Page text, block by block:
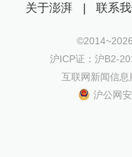
关于澎湃 | 联系
©2014~2026
沪ICP证：沪B2-
互联网新闻信
沪公网